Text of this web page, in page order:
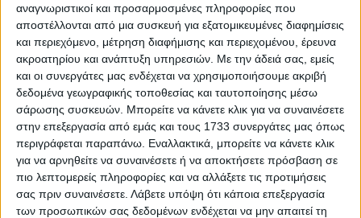
αναγνωριστικοί και προσαρμοσμένες πληροφορίες που
αποστέλλονται από μια συσκευή για εξατομικευμένες διαφημίσεις
και περιεχόμενο, μέτρηση διαφήμισης και περιεχομένου, έρευνα
ακροατηρίου και ανάπτυξη υπηρεσιών. Με την άδειά σας, εμείς
και οι συνεργάτες μας ενδέχεται να χρησιμοποιήσουμε ακριβή
δεδομένα γεωγραφικής τοποθεσίας και ταυτοποίησης μέσω
σάρωσης συσκευών. Μπορείτε να κάνετε κλικ για να συναινέσετε
στην επεξεργασία από εμάς και τους 1733 συνεργάτες μας όπως
περιγράφεται παραπάνω. Εναλλακτικά, μπορείτε να κάνετε κλικ
για να αρνηθείτε να συναινέσετε ή να αποκτήσετε πρόσβαση σε
πιο λεπτομερείς πληροφορίες και να αλλάξετε τις προτιμήσεις
σας πριν συναινέσετε. Λάβετε υπόψη ότι κάποια επεξεργασία
των προσωπικών σας δεδομένων ενδέχεται να μην απαιτεί τη
Η διάθεση του νέου BYD Dolphin G DM-i στις
ευρωπαϊκές αγορές θα ξεκινήσει τις επόμενες
εβδομάδες, ενώ οι πρώτες παραδόσεις θα γίνουν
μέχρι το τέλος του καλοκαιριού. Ο πλήρης
εξοπλισμός και οι τεχνικές προδιαγραφές θα
ανακοινωθούν το επόμενο διάστημα.
ΕΤΙΚΕΤΕΣ
Ελληνική αγορά , BYD , BYD Dolphin